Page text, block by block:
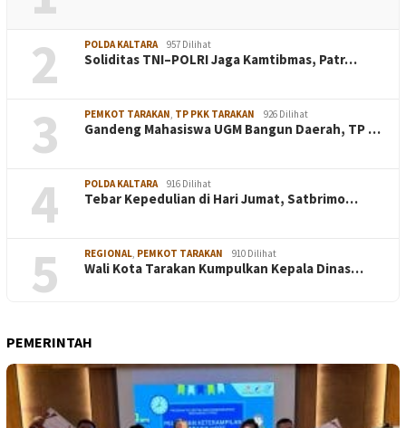
2 POLDA KALTARA 957 Dilihat
Soliditas TNI–POLRI Jaga Kamtibmas, Patr…
3 PEMKOT TARAKAN TP PKK TARAKAN 926 Dilihat
Gandeng Mahasiswa UGM Bangun Daerah, TP …
4 POLDA KALTARA 916 Dilihat
Tebar Kepedulian di Hari Jumat, Satbrimo…
5 REGIONAL PEMKOT TARAKAN 910 Dilihat
Wali Kota Tarakan Kumpulkan Kepala Dinas…
PEMERINTAH